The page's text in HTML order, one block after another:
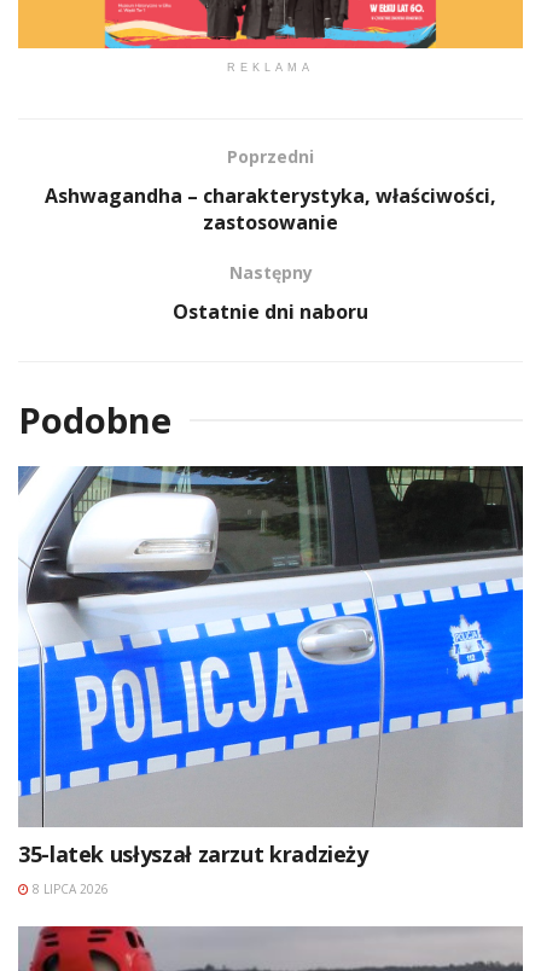
REKLAMA
Poprzedni
Ashwagandha – charakterystyka, właściwości,
zastosowanie
Następny
Ostatnie dni naboru
Podobne
35-latek usłyszał zarzut kradzieży
8 LIPCA 2026